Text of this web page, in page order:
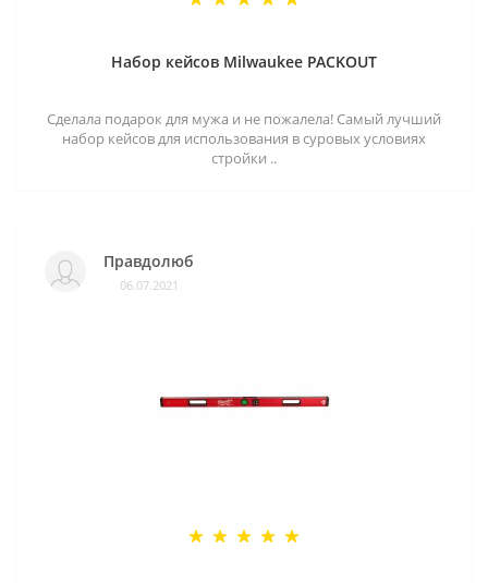
Набор кейсов Milwaukee PACKOUT
Сделала подарок для мужа и не пожалела! Самый лучший
набор кейсов для использования в суровых условиях
стройки ..
Правдолюб
06.07.2021